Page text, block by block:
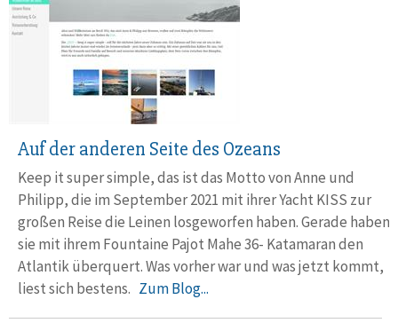
Auf der anderen Seite des Ozeans
Keep it super simple, das ist das Motto von Anne und
Philipp, die im September 2021 mit ihrer Yacht KISS zur
großen Reise die Lei­nen losgeworfen haben. Gerade haben
sie mit ihrem Fountaine Pajot Mahe 36- Katamaran den
Atlantik überquert. Was vorher war und was jetzt kommt,
liest sich bestens. Zum Blog...